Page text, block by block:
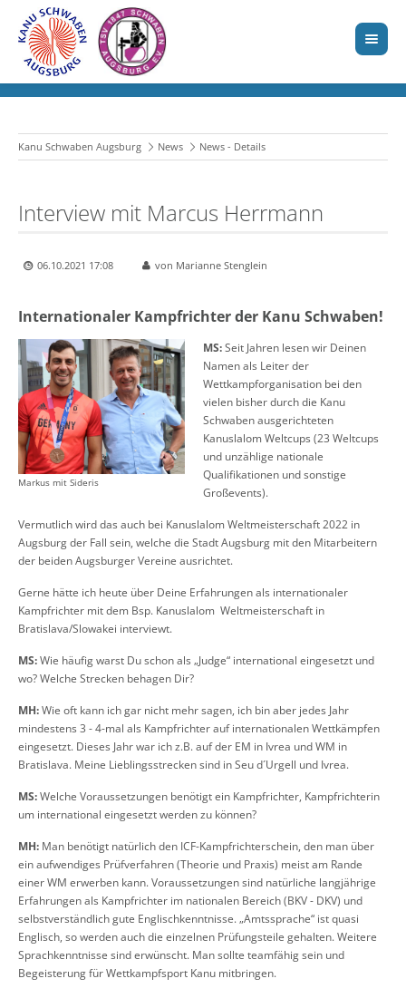
Kanu Schwaben Augsburg News News - Details
Interview mit Marcus Herrmann
06.10.2021 17:08 von Marianne Stenglein
Internationaler Kampfrichter der Kanu Schwaben!
Markus mit Sideris
MS:Seit Jahren lesen wir Deinen
Namen als Leiter der
Wettkampforganisation bei den
vielen bisher durch die Kanu
Schwaben ausgerichteten
Kanuslalom Weltcups (23 Weltcups
und unzählige nationale
Qualifikationen und sonstige
Großevents).
Vermutlich wird das auch bei Kanuslalom Weltmeisterschaft 2022 in
Augsburg der Fall sein, welche die Stadt Augsburg mit den Mitarbeitern
der beiden Augsburger Vereine ausrichtet.
Gerne hätte ich heute über Deine Erfahrungen als internationaler
Kampfrichter mit dem Bsp. Kanuslalom Weltmeisterschaft in
Bratislava/Slowakei interviewt.
MS:Wie häufig warst Du schon als „Judge“ international eingesetzt und
wo? Welche Strecken behagen Dir?
MH:Wie oft kann ich gar nicht mehr sagen, ich bin aber jedes Jahr
mindestens 3 - 4-mal als Kampfrichter auf internationalen Wettkämpfen
eingesetzt. Dieses Jahr war ich z.B. auf der EM in Ivrea und WM in
Bratislava. Meine Lieblingsstrecken sind in Seu d´Urgell und Ivrea.
MS:Welche Voraussetzungen benötigt ein Kampfrichter, Kampfrichterin
um international eingesetzt werden zu können?
MH: Man benötigt natürlich den ICF-Kampfrichterschein, den man über
ein aufwendiges Prüfverfahren (Theorie und Praxis) meist am Rande
einer WM erwerben kann. Voraussetzungen sind natürliche langjährige
Erfahrungen als Kampfrichter im nationalen Bereich (BKV - DKV) und
selbstverständlich gute Englischkenntnisse. „Amtssprache“ ist quasi
Englisch, so werden auch die einzelnen Prüfungsteile gehalten. Weitere
Sprachkenntnisse sind erwünscht. Man sollte teamfähig sein und
Begeisterung für Wettkampfsport Kanu mitbringen.